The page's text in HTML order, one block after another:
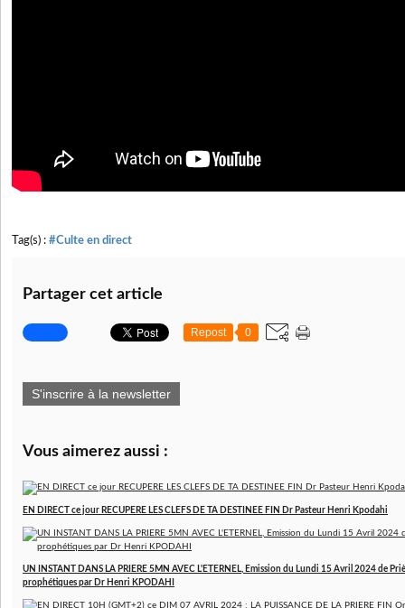
Tag(s) : #Culte en direct
Partager cet article
Repost 0
S'inscrire à la newsletter
Vous aimerez aussi :
EN DIRECT ce jour RECUPERE LES CLEFS DE TA DESTINEE FIN Dr Pasteur Henri Kpodahi
UN INSTANT DANS LA PRIERE 5MN AVEC L'ETERNEL, Emission du Lundi 15 Avril 2024 de
prophétiques par Dr Henri KPODAHI